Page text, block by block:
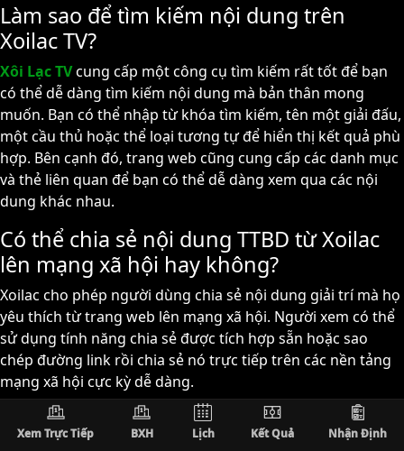
Làm sao để tìm kiếm nội dung trên
Xoilac TV?
Xôi Lạc TVcung cấp một công cụ tìm kiếm rất tốt để bạn
có thể dễ dàng tìm kiếm nội dung mà bản thân mong
muốn. Bạn có thể nhập từ khóa tìm kiếm, tên một giải đấu,
một cầu thủ hoặc thể loại tương tự để hiển thị kết quả phù
hợp. Bên cạnh đó, trang web cũng cung cấp các danh mục
và thẻ liên quan để bạn có thể dễ dàng xem qua các nội
dung khác nhau.
Có thể chia sẻ nội dung TTBD từ Xoilac
lên mạng xã hội hay không?
Xoilac cho phép người dùng chia sẻ nội dung giải trí mà họ
yêu thích từ trang web lên mạng xã hội. Người xem có thể
sử dụng tính năng chia sẻ được tích hợp sẵn hoặc sao
chép đường link rồi chia sẻ nó trực tiếp trên các nền tảng
mạng xã hội cực kỳ dễ dàng.
Xoi Lac TV Tructiepbongda có phí sử
dụng không?
Xem Trực Tiếp BXH Lịch Kết Quả Nhận Định